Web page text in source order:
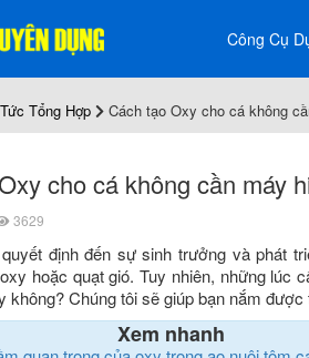
Công Cụ
Tổng Hợp Cách tạo Oxy cho cá không
cho cá không cần máy
3629
định đến sự sinh trưởng và phát
hoặc quạt gió. Tuy nhiên, những lúc
không? Chúng tôi sẽ giúp bạn nắm
Xem nhanh